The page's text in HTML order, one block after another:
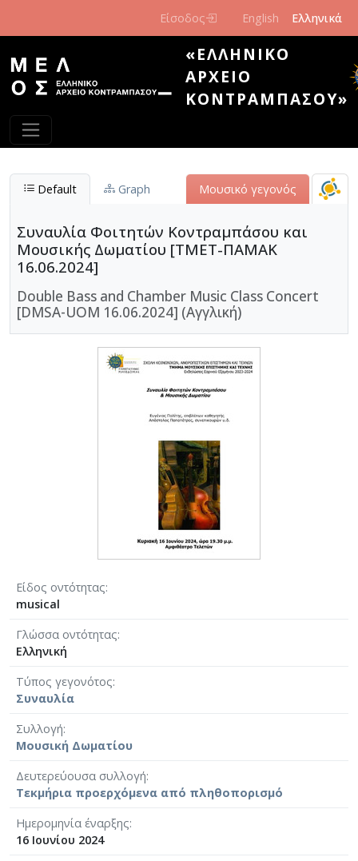
Είσοδος English Ελληνικά
«ΕΛΛΗΝΙΚΌ
ΑΡΧΕΊΟ
ΚΟΝΤΡΑΜΠΆΣΟΥ»
Default Graph Μουσικό γεγονός
Συναυλία Φοιτητών Κοντραμπάσου και
Μουσικής Δωματίου [ΤΜΕΤ-ΠΑΜΑΚ
16.06.2024]
Double Bass and Chamber Music Class Concert
[DMSA-UOM 16.06.2024] (Αγγλική)
Είδος οντότητας
musical
Γλώσσα οντότητας
Ελληνική
Τύπος γεγονότος
Συναυλία
Συλλογή
Μουσική Δωματίου
Δευτερεύουσα συλλογή
Τεκμήρια προερχόμενα από πληθοπορισμό
Ημερομηνία έναρξης
16 Ιουνίου 2024